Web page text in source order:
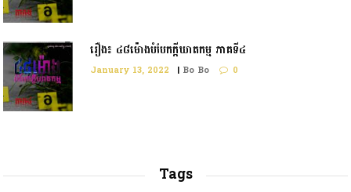
រឿង៖ ៤៨ម៉ោងបំបែកក្តីឃាតកម្ម ភាគទី៤
January 13, 2022 | Bo Bo 0
Tags